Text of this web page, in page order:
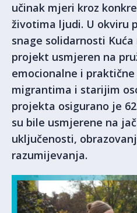
učinak mjeri kroz
životima ljudi. U okviru
snage solidarnosti
projekt usmjeren na
emocionalne i
migrantima i starijim
projekta osigurano je
su bile usmjerene na
uključenosti,
razumijevanja.